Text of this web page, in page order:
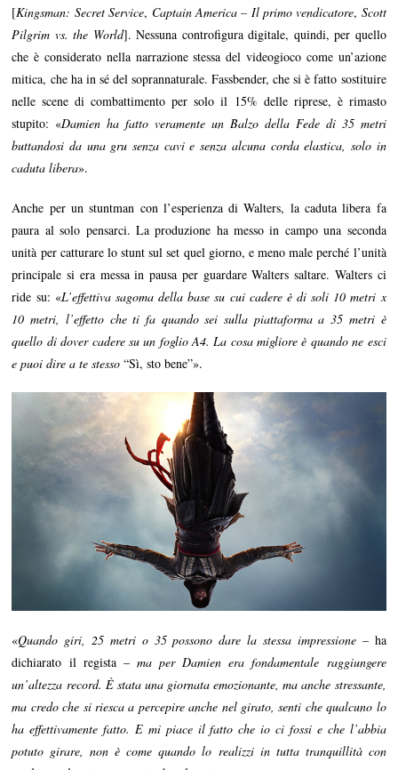
[Kingsman: Secret Service, Captain America – Il primo vendicatore, Scott
Pilgrim vs. the World]. Nessuna controfigura digitale, quindi, per quello
che è considerato nella narrazione stessa del videogioco come un’azione
mitica, che ha in sé del soprannaturale. Fassbender, che si è fatto sostituire
nelle scene di combattimento per solo il 15% delle riprese, è rimasto
stupito: «Damien ha fatto veramente un Balzo della Fede di 35 metri
buttandosi da una gru senza cavi e senza alcuna corda elastica, solo in
caduta libera».
Anche per un stuntman con l’esperienza di Walters, la caduta libera fa
paura al solo pensarci. La produzione ha messo in campo una seconda
unità per catturare lo stunt sul set quel giorno, e meno male perché l’unità
principale si era messa in pausa per guardare Walters saltare. Walters ci
ride su: «L’effettiva sagoma della base su cui cadere è di soli 10 metri x
10 metri, l’effetto che ti fa quando sei sulla piattaforma a 35 metri è
quello di dover cadere su un foglio A4. La cosa migliore è quando ne esci
e puoi dire a te stesso“Sì, sto bene”».
«Quando giri, 25 metri o 35 possono dare la stessa impressione– ha
dichiarato il regista – ma per Damien era fondamentale raggiungere
un’altezza record. È stata una giornata emozionante, ma anche stressante,
ma credo che si riesca a percepire anche nel girato, senti che qualcuno lo
ha effettivamente fatto. E mi piace il fatto che io ci fossi e che l’abbia
potuto girare, non è come quando lo realizzi in tutta tranquillità con